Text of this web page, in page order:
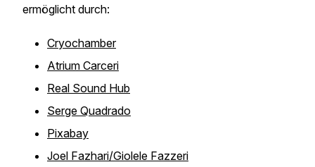
ermöglicht durch:
Cryochamber
Atrium Carceri
Real Sound Hub
Serge Quadrado
Pixabay
Joel Fazhari/Giolele Fazzeri